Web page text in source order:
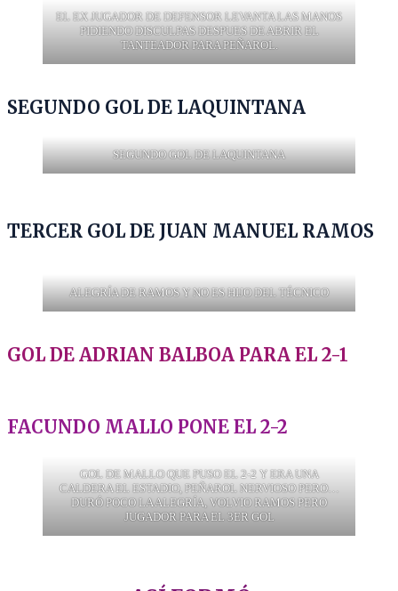
EL EX JUGADOR DE DEFENSOR LEVANTA LAS MANOS
PIDIENDO DISCULPAS DESPUES DE ABRIR EL
TANTEADOR PARA PEÑAROL.
SEGUNDO GOL DE LAQUINTANA
SEGUNDO GOL DE LAQUINTANA
TERCER GOL DE JUAN MANUEL RAMOS
ALEGRÍA DE RAMOS Y NO ES HIJO DEL TÉCNICO
GOL DE ADRIAN BALBOA PARA EL 2-1
FACUNDO MALLO PONE EL 2-2
GOL DE MALLO QUE PUSO EL 2-2 Y ERA UNA
CALDERA EL ESTADIO, PEÑAROL NERVIOSO PERO…
DURÓ POCO LA ALEGRÍA, VOLVIO RAMOS PERO
JUGADOR PARA EL 3ER GOL